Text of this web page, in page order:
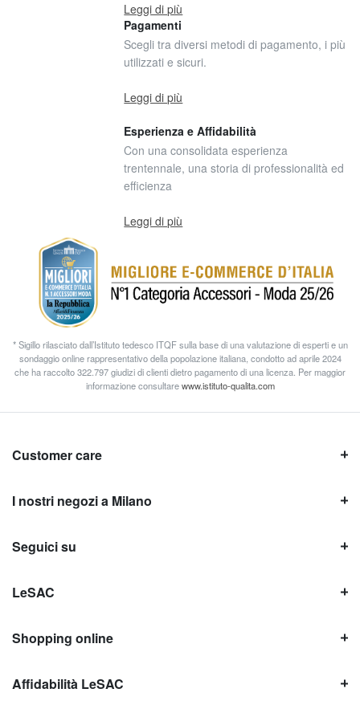
Leggi di più
Pagamenti
Scegli tra diversi metodi di pagamento, i più
utilizzati e sicuri.
Leggi di più
Esperienza e Affidabilità
Con una consolidata esperienza
trentennale, una storia di professionalità ed
efficienza
Leggi di più
* Sigillo rilasciato dall’Istituto tedesco ITQF sulla base di una valutazione di esperti e un
sondaggio online rappresentativo della popolazione italiana, condotto ad aprile 2024
che ha raccolto 322.797 giudizi di clienti dietro pagamento di una licenza. Per maggior
informazione consultarewww.istituto-qualita.com
Customer care
I nostri negozi a Milano
Seguici su
LeSAC
Shopping online
Affidabilità LeSAC